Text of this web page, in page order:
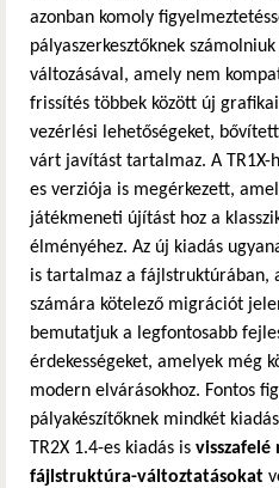
azonban komoly
pályaszerkesztőknek
változásával, amely nem
frissítés többek között új
vezérlési lehetőségeket,
várt javítást tartalmaz. A TR1X-
es verziója is megérkezett,
játékmeneti újítást hoz a
élményéhez. Az új kiadás
is tartalmaz a fájlstruktúrában,
számára kötelező migrációt
bemutatjuk a legfontosabb
érdekességeket, amelyek még
modern elvárásokhoz. Fontos
pályakészítőknek mindkét
TR2X 1.4-es kiadás is
fájlstruktúra-változtatásokat